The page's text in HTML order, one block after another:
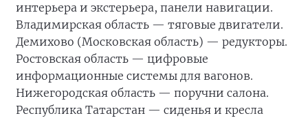
интерьера и экстерьера, панели навигации.
Владимирская область — тяговые двигатели.
Демихово (Московская область) — редукторы.
Ростовская область — цифровые
информационные системы для вагонов.
Нижегородская область — поручни салона.
Республика Татарстан — сиденья и кресла